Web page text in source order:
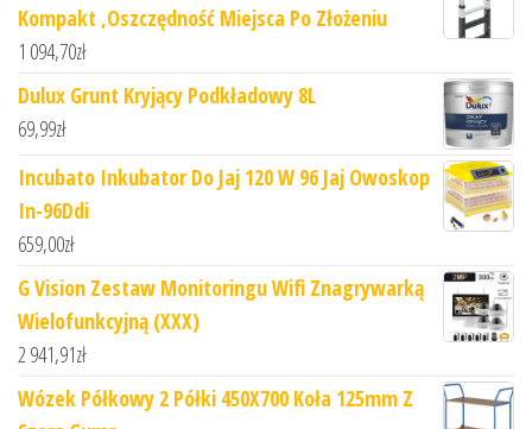
Kompakt ,Oszczędność Miejsca Po Złożeniu
1 094,70zł
Dulux Grunt Kryjący Podkładowy 8L
69,99zł
Incubato Inkubator Do Jaj 120 W 96 Jaj Owoskop
In-96Ddi
659,00zł
G Vision Zestaw Monitoringu Wifi Znagrywarką
Wielofunkcyjną (XXX)
2 941,91zł
Wózek Półkowy 2 Półki 450X700 Koła 125mm Z